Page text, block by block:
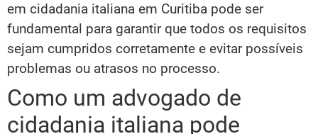
em cidadania italiana em Curitiba pode ser
fundamental para garantir que todos os requisitos
sejam cumpridos corretamente e evitar possíveis
problemas ou atrasos no processo.
Como um advogado de
cidadania italiana pode